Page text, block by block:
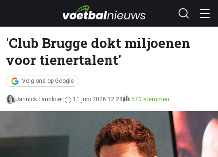
'Club Brugge dokt miljoenen
voor tienertalent'
Volg ons op Google
Jannick Lanckriet 11 juni 2026 12:28 570 stemmen